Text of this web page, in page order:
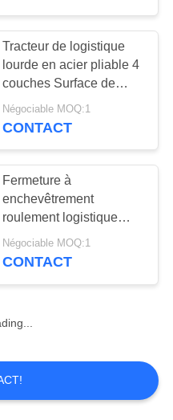
Tracteur de logistique
lourde en acier pliable 4
couches Surface de
revêtement en poudre
Négociable MOQ:1
CONTACT
Fermeture à
enchevêtrement
roulement logistique
chariot de transport de
marchandises
Négociable MOQ:1
CONTACT